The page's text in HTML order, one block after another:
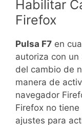
Habilitar
Firefox
Pulsa F7 en
autoriza con
del cambio de
manera de
navegador
Firefox no
ajustes para